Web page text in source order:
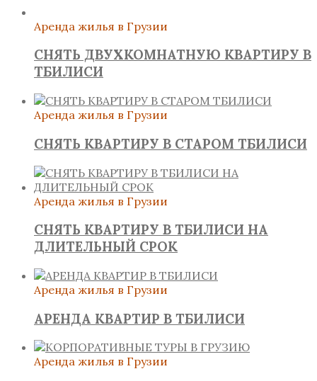
Аренда жилья в Грузии
СНЯТЬ ДВУХКОМНАТНУЮ КВАРТИРУ В
ТБИЛИСИ
Аренда жилья в Грузии
СНЯТЬ КВАРТИРУ В СТАРОМ ТБИЛИСИ
Аренда жилья в Грузии
СНЯТЬ КВАРТИРУ В ТБИЛИСИ НА
ДЛИТЕЛЬНЫЙ СРОК
Аренда жилья в Грузии
АРЕНДА КВАРТИР В ТБИЛИСИ
Аренда жилья в Грузии